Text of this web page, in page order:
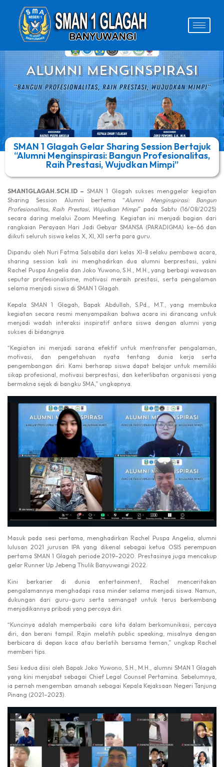
SMAN 1 Glagah Gelar Sharing Session Bertajuk
“Alumni Menginspirasi: Bangun Profesionalitas,
Raih Prestasi, Wujudkan Mimpi”
SMAN1GLAGAH.SCH.ID – SMAN 1 Glagah sukses menggelar kegiatan
Sharing Session Alumni bertema “Alumni Menginspirasi: Bangun
Profesionalitas, Raih Prestasi, Wujudkan Mimpi” pada Sabtu (16/08/2025)
secara daring melalui Zoom Meeting. Kegiatan ini menjadi bagian dari
rangkaian Perayaan Hari Jadi Gebyar SMANSA (PARADIGMA) ke-66 dan
diikuti seluruh siswa kelas X, XI, XII serta para guru.
Dipandu oleh Nuri Fatma Salsabila dari kelas XI-8 selaku pembawa acara,
sharing session kali ini menghadirkan dua alumni berprestasi, yakni
Rachel Puspa Angelia dan Joko Yuwono, S.H., M.H., yang berbagi wawasan
seputar profesionalisme, motivasi meraih prestasi, serta pengalaman
selama menjadi siswa di SMAN 1 Glagah.
Kepala SMAN 1 Glagah, Bapak Abdullah, S.Pd., M.T., yang membuka
kegiatan secara resmi menyampaikan bahwa acara ini dirancang untuk
menjadi wadah interaksi inspiratif antara siswa dengan alumni yang
sukses di bidangnya.
“Kegiatan ini menjadi sarana efektif untuk mentransfer pengalaman,
motivasi, dan pengetahuan nyata tentang dunia kerja serta
pengembangan diri. Kami berharap siswa dapat belajar untuk memiliki
sikap profesional, motivasi berprestasi, dan keterlibatan organisasi yang
bermakna sejak di bangku SMA,” ungkapnya.
Masuk pada sesi pertama, menghadirkan Rachel Puspa Angelia, alumni
lulusan 2021 jurusan IPA yang dikenal sebagai ketua OSIS perempuan
pertama SMAN 1 Glagah periode 2019–2020. Prestasinya juga mencakup
gelar Runner Up Jebeng Thulik Banyuwangi 2022.
Kini berkarier di dunia entertainment, Rachel menceritakan
pengalamannya menghadapi rasa minder selama menjadi siswa. Namun,
dukungan dari guru-guru serta semangat untuk terus berkembang
menjadikannya pribadi yang percaya diri.
“Kuncinya adalah memperbaiki cara kita dalam berkomunikasi, percaya
diri, dan berani tampil. Rajin melatih public speaking, misalnya dengan
berbicara di depan kaca atau berlatih bersama teman,” ungkap Rachel
memberi tips.
Sesi kedua diisi oleh Bapak Joko Yuwono, S.H., M.H., alumni SMAN 1 Glagah
yang kini menjabat sebagai Chief Legal Counsel Pertamina. Sebelumnya,
ia pernah mengemban amanah sebagai Kepala Kejaksaan Negeri Tanjung
Pinang (2021–2023).